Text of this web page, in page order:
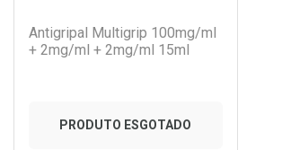
Antigripal Multigrip 100mg/ml
+ 2mg/ml + 2mg/ml 15ml
PRODUTO ESGOTADO